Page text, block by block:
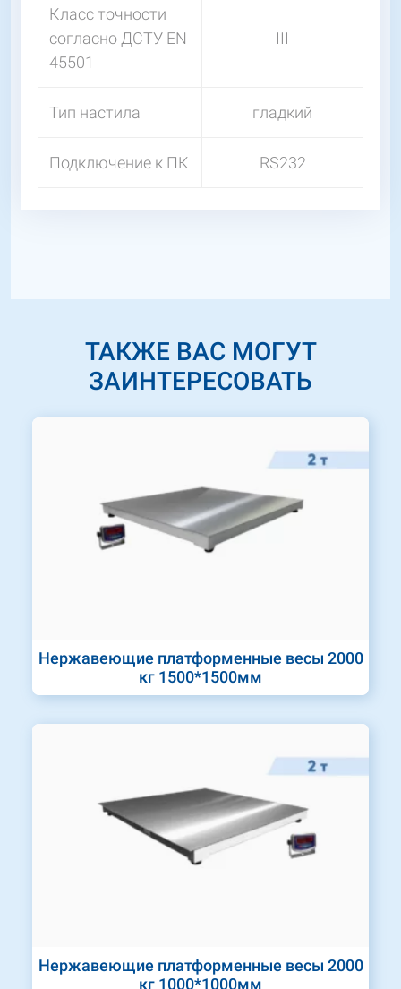
Класс точности
согласно ДСТУ EN
45501
III
Тип настила гладкий
Подключение к ПК RS232
ТАКЖЕ ВАС МОГУТ
ЗАИНТЕРЕСОВАТЬ
Нержавеющие платформенные весы 2000
кг 1500*1500мм
Нержавеющие платформенные весы 2000
кг 1000*1000мм